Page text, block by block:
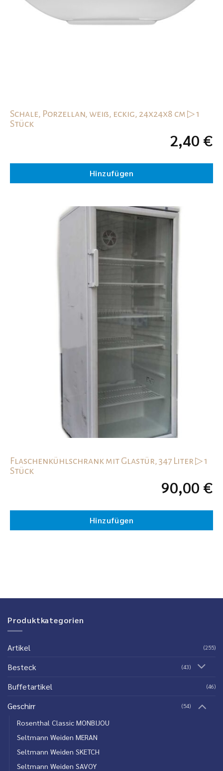
Schale, Porzellan, weiß, eckig, 24x24x8 cm ▷ 1
Stück
2,40 €
Hinzufügen
Flaschenkühlschrank mit Glastür, 347 Liter ▷ 1
Stück
90,00 €
Hinzufügen
Produktkategorien
Artikel (255)
Besteck (43)
Buffetartikel (46)
Geschirr (54)
Rosenthal Classic MONBIJOU
Seltmann Weiden MERAN
Seltmann Weiden SKETCH
Seltmann Weiden SAVOY